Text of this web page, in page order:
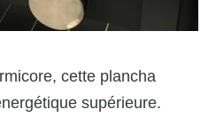
cette plancha
supérieure.